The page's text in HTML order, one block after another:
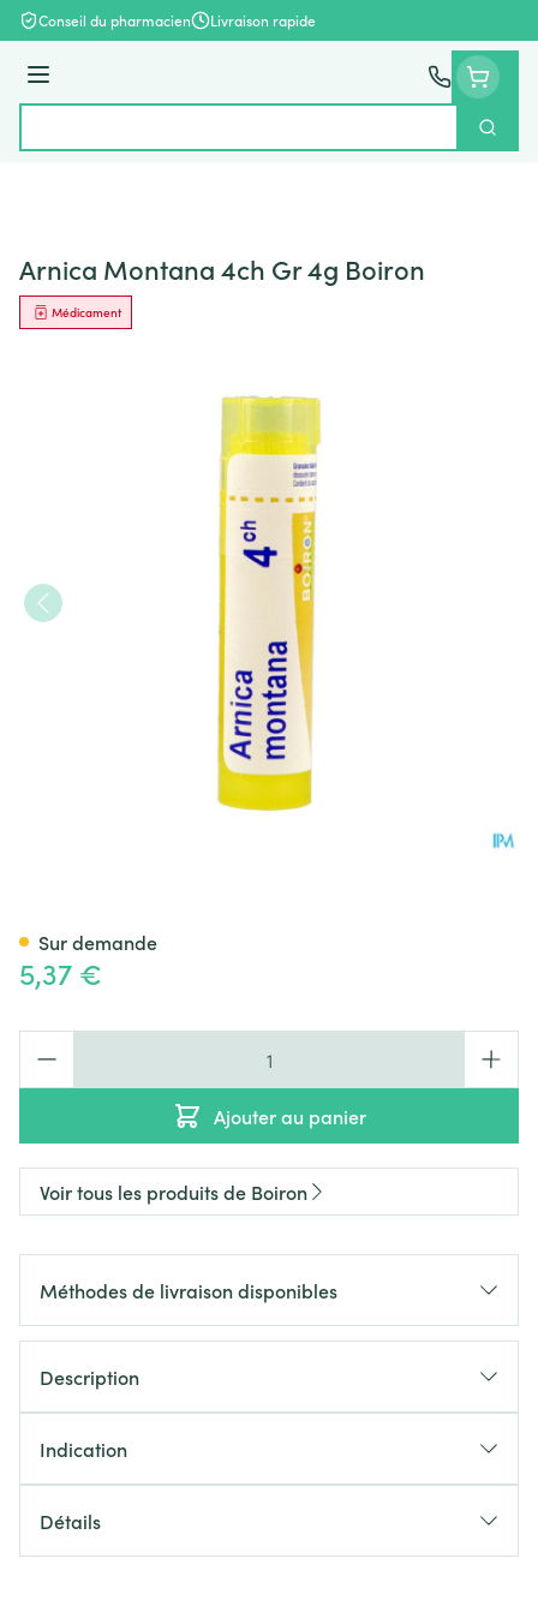
Aller au contenu
Conseil du pharmacien Livraison rapide
Menu
Arnica Montana 4ch Gr 4g Boiron
Médicament
5,37 €
Ajouter au panier
Sur demande
Voir tous les produits de Boiron
Méthodes de livraison disponibles
Description
Indication
Détails